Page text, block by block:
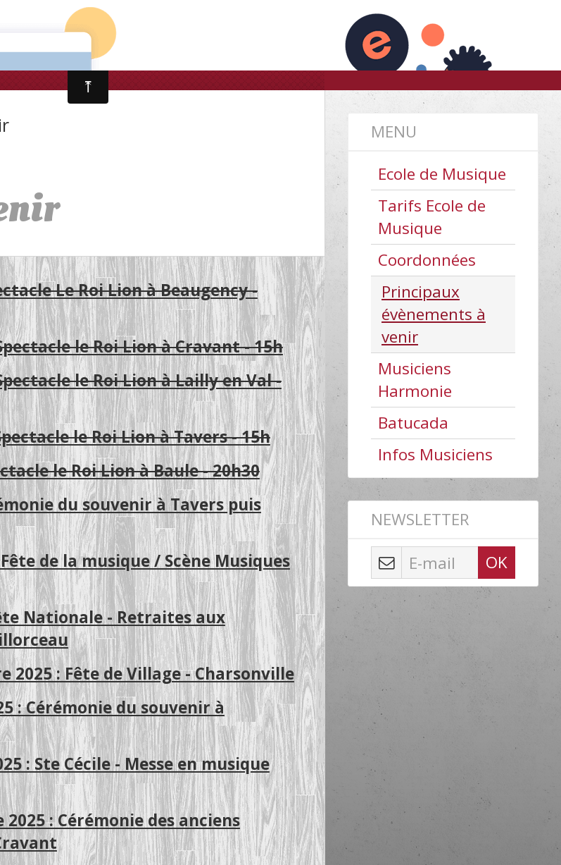
Le Roi Lion à Beaugency -
le Roi Lion à Cravant - 15h
le Roi Lion à Lailly en Val -
le Roi Lion à Tavers - 15h
le Roi Lion à Baule - 20h30
du souvenir à Tavers puis
de la musique / Scène Musiques
Nationale - Retraites aux
2025 : Fête de Village - Charsonville
: Cérémonie du souvenir à
: Ste Cécile - Messe en musique
: Cérémonie des anciens
MENU
Ecole de Musique
Tarifs Ecole de
Musique
Coordonnées
Principaux
évènements à
venir
Musiciens
Harmonie
Batucada
Infos Musiciens
NEWSLETTER
OK